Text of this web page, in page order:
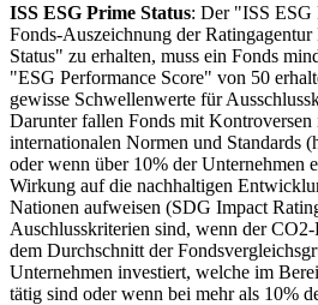
ISS ESG Prime Status: Der "ISS ESG
Fonds-Auszeichnung der
Status" zu erhalten, muss ein Fonds
"ESG Performance Score" von 50
gewisse Schwellenwerte für
Darunter fallen Fonds mit Kontroversen
internationalen Normen und Standards
oder wenn über 10% der Unternehmen
Wirkung auf die nachhaltigen
Nationen aufweisen (SDG Impact
Auschlusskriterien sind, wenn der
dem Durchschnitt der
Unternehmen investiert, welche im
tätig sind oder wenn bei mehr als 10%